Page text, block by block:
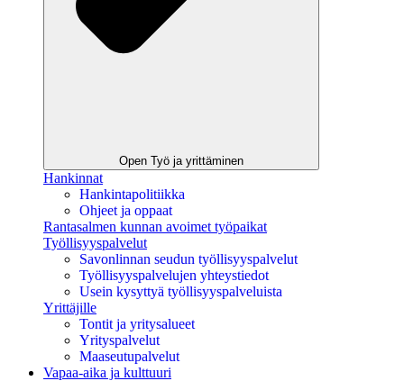
Open Työ ja yrittäminen
Hankinnat
Hankintapolitiikka
Ohjeet ja oppaat
Rantasalmen kunnan avoimet työpaikat
Työllisyyspalvelut
Savonlinnan seudun työllisyyspalvelut
Työllisyyspalvelujen yhteystiedot
Usein kysyttyä työllisyyspalveluista
Yrittäjille
Tontit ja yritysalueet
Yrityspalvelut
Maaseutupalvelut
Vapaa-aika ja kulttuuri